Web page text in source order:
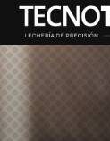
contenido